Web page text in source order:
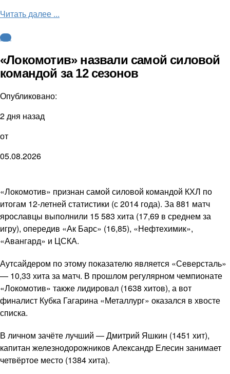
Читать далее ...
КХЛ
«Локомотив» назвали самой силовой
командой за 12 сезонов
Опубликовано:
2 дня назад
от
05.08.2026
«Локомотив» признан самой силовой командой КХЛ по
итогам 12-летней статистики (с 2014 года). За 881 матч
ярославцы выполнили 15 583 хита (17,69 в среднем за
игру), опередив «Ак Барс» (16,85), «Нефтехимик»,
«Авангард» и ЦСКА.
Аутсайдером по этому показателю является «Северсталь»
— 10,33 хита за матч. В прошлом регулярном чемпионате
«Локомотив» также лидировал (1638 хитов), а вот
финалист Кубка Гагарина «Металлург» оказался в хвосте
списка.
В личном зачёте лучший — Дмитрий Яшкин (1451 хит),
капитан железнодорожников Александр Елесин занимает
четвёртое место (1384 хита).